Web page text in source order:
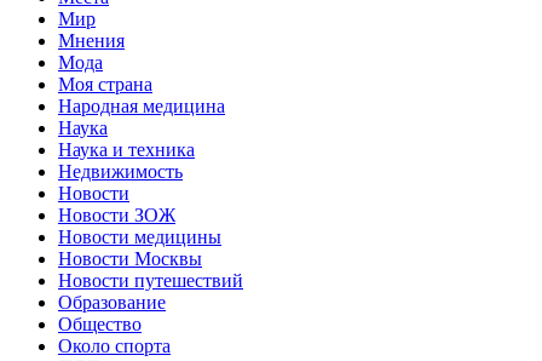
Мир
Мнения
Мода
Моя страна
Народная медицина
Наука
Наука и техника
Недвижимость
Новости
Новости ЗОЖ
Новости медицины
Новости Москвы
Новости путешествий
Образование
Общество
Около спорта